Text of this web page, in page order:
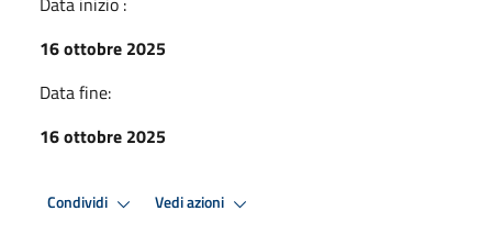
16 ottobre 2025
Data fine:
16 ottobre 2025
Condividi Vedi azioni